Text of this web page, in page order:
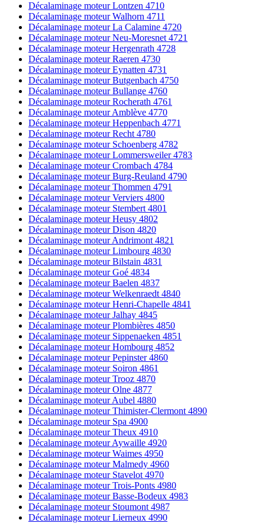
Décalaminage moteur Lontzen 4710
Décalaminage moteur Walhorn 4711
Décalaminage moteur La Calamine 4720
Décalaminage moteur Neu-Moresnet 4721
Décalaminage moteur Hergenrath 4728
Décalaminage moteur Raeren 4730
Décalaminage moteur Eynatten 4731
Décalaminage moteur Butgenbach 4750
Décalaminage moteur Bullange 4760
Décalaminage moteur Rocherath 4761
Décalaminage moteur Amblève 4770
Décalaminage moteur Heppenbach 4771
Décalaminage moteur Recht 4780
Décalaminage moteur Schoenberg 4782
Décalaminage moteur Lommersweiler 4783
Décalaminage moteur Crombach 4784
Décalaminage moteur Burg-Reuland 4790
Décalaminage moteur Thommen 4791
Décalaminage moteur Verviers 4800
Décalaminage moteur Stembert 4801
Décalaminage moteur Heusy 4802
Décalaminage moteur Dison 4820
Décalaminage moteur Andrimont 4821
Décalaminage moteur Limbourg 4830
Décalaminage moteur Bilstain 4831
Décalaminage moteur Goé 4834
Décalaminage moteur Baelen 4837
Décalaminage moteur Welkenraedt 4840
Décalaminage moteur Henri-Chapelle 4841
Décalaminage moteur Jalhay 4845
Décalaminage moteur Plombières 4850
Décalaminage moteur Sippenaeken 4851
Décalaminage moteur Hombourg 4852
Décalaminage moteur Pepinster 4860
Décalaminage moteur Soiron 4861
Décalaminage moteur Trooz 4870
Décalaminage moteur Olne 4877
Décalaminage moteur Aubel 4880
Décalaminage moteur Thimister-Clermont 4890
Décalaminage moteur Spa 4900
Décalaminage moteur Theux 4910
Décalaminage moteur Aywaille 4920
Décalaminage moteur Waimes 4950
Décalaminage moteur Malmedy 4960
Décalaminage moteur Stavelot 4970
Décalaminage moteur Trois-Ponts 4980
Décalaminage moteur Basse-Bodeux 4983
Décalaminage moteur Stoumont 4987
Décalaminage moteur Lierneux 4990